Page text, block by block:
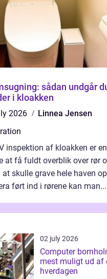
sådan undgår
i kloakken
2026
Linnea Jensen
inspektion af kloakken er
at få fuldt overblik over rør
at skulle grave hele haven
ført ind i rørene kan man...
02 july 2026
Computer
mest muligt ud af
hverdagen